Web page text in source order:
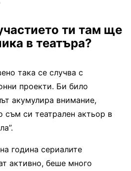
ти там ще
в театъра?
така се случва с
проекти. Би било
акумулира внимание,
съм си театрален актьор в
година сериалите
активно, беше много